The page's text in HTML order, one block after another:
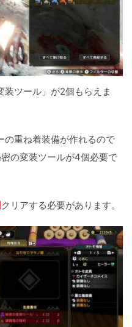
装ツール」が2個もらえま
の重ね着装備が作れるので
の変装ツールが4個必要で
クリアする必要があります。